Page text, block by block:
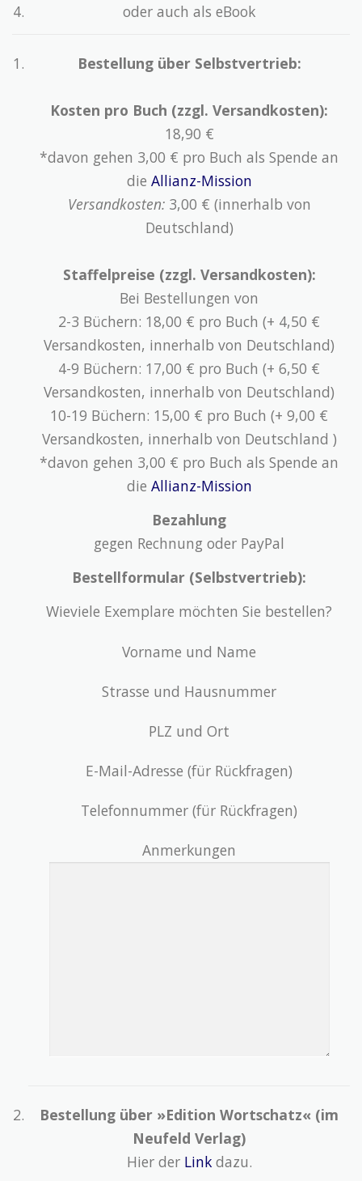
oder auch als eBook
Bestellung über Selbstvertrieb:
Kosten pro Buch (zzgl. Versandkosten):
18,90 €
*davon gehen 3,00 € pro Buch als Spende an
die Allianz-Mission
Versandkosten:3,00 € (innerhalb von
Deutschland)
Staffelpreise (zzgl. Versandkosten):
Bei Bestellungen von
2-3 Büchern: 18,00 € pro Buch (+ 4,50 €
Versandkosten, innerhalb von Deutschland)
4-9 Büchern: 17,00 € pro Buch (+ 6,50 €
Versandkosten, innerhalb von Deutschland)
10-19 Büchern: 15,00 € pro Buch (+ 9,00 €
Versandkosten, innerhalb von Deutschland )
*davon gehen 3,00 € pro Buch als Spende an
die Allianz-Mission
Bezahlung
gegen Rechnung oder PayPal
Bestellformular (Selbstvertrieb):
Wieviele Exemplare möchten Sie bestellen?
Vorname und Name
Strasse und Hausnummer
PLZ und Ort
E-Mail-Adresse (für Rückfragen)
Telefonnummer (für Rückfragen)
Anmerkungen
Bestellung über »Edition Wortschatz« (im
Neufeld Verlag)
Hier der Linkdazu.